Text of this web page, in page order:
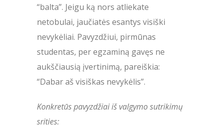
“balta”. Jeigu ką nors atliekate
netobulai, jaučiatės esantys visiški
nevykėliai. Pavyzdžiui, pirmūnas
studentas, per egzaminą gavęs ne
aukščiausią įvertinimą, pareiškia:
“Dabar aš visiškas nevykėlis”.
Konkretūs pavyzdžiai iš valgymo sutrikimų
srities: